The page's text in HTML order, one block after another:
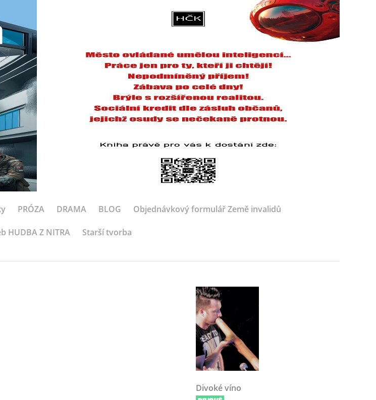
PRÓZA DRAMA BLOG Objednávkový formulář Země invalidů
HUDBA Z NITRA Starší tvorba
Divoké víno